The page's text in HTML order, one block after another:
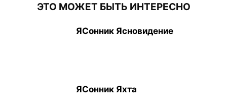
ЭТО МОЖЕТ БЫТЬ ИНТЕРЕСНО
ЯСонник Ясновидение
ЯСонник Яхта